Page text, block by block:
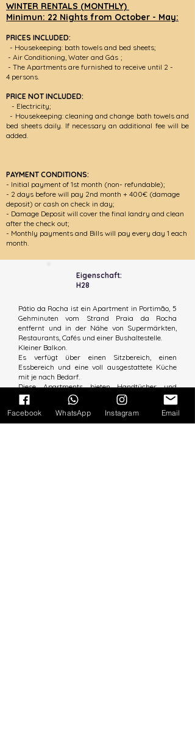
WINTER RENTALS (MONTHLY)
Minimun: 22 Nights from October - May:
PRICES INCLUDED:
- Housekeeping: bath towels and bed sheets;
- Air Conditioning, Water and Gás ;
- The Apartments are furnished to receive until 2 -
4 persons.
PRICE NOT INCLUDED:
- Electricity;
- Housekeeping: cleaning and change bath towels and
bed sheets daily. If necessary an additional fee will be
added.
PAYMENT CONDITIONS:
- Initial payment of 1st month (non- refundable);
- 2 days before will pay 2nd month + 400€ (damage
deposit) or cash on check in day;
- Damage Deposit will cover the final landry and clean
after the check out;
- Monthly payments and Bills will pay every day 1 each
month.
Eigenschaft:
H28
Pátio da Rocha ist ein Apartment in Portimão, 5
Gehminuten vom Strand Praia da Rocha
entfernt und in der Nähe von Supermärkten,
Restaurants, Cafés und einer Bushaltestelle.
Kleiner Balkon.
Es verfügt über einen Sitzbereich, einen
Essbereich und eine voll ausgestattete Küche
mit je nach Bedarf.
Diese Apartments bieten Handtücher und
Bettwäsche .
Eigenschaften:
Facebook WhatsApp Instagram Email